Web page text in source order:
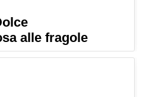
alle fragole